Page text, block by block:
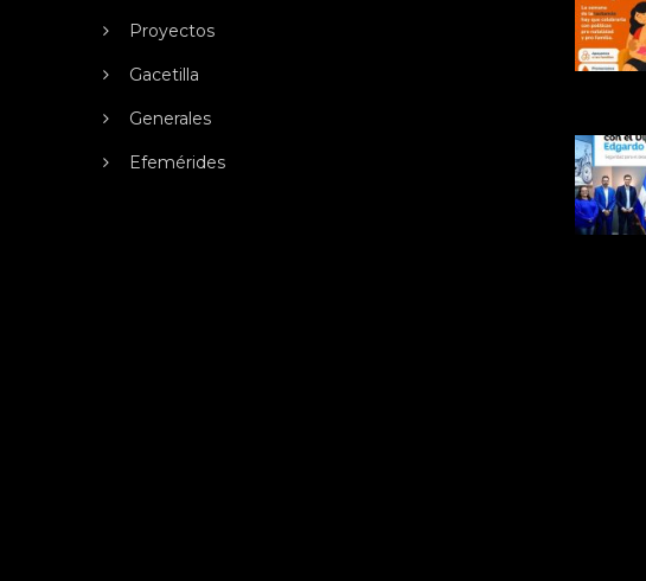
Proyectos
Gacetilla
Generales
Efemérides